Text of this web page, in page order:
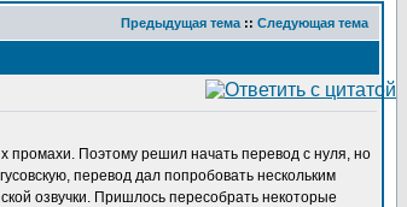
Предыдущая тема :: Следующая тема
промахи. Поэтому решил начать перевод с нуля, но
перевод дал попробовать нескольким
озвучки. Пришлось пересобрать некоторые